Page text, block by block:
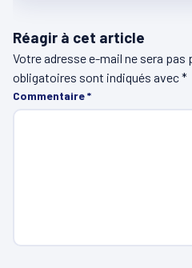
Réagir à cet article
Votre adresse e-mail ne sera pas
obligatoires sont indiqués avec*
Commentaire*